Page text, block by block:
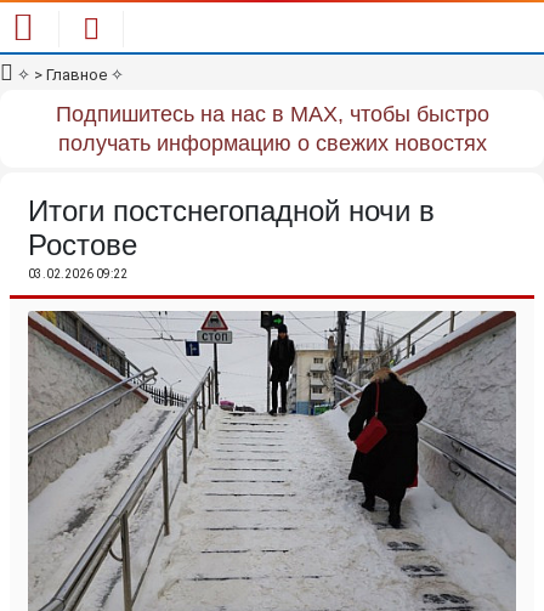
✧ > Главное ✧
Подпишитесь на нас в MAX, чтобы быстро
получать информацию о свежих новостях
Итоги постснегопадной ночи в
Ростове
03.02.2026 09:22